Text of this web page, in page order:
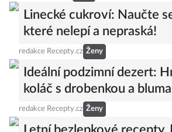
Linecké cukroví: Naučte
které nelepí a nepraská!
redakce Recepty.cz Ženy
Ideální podzimní dezert:
koláč s drobenkou a
redakce Recepty.cz Ženy